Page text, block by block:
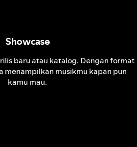
Showcase
baru atau katalog. Dengan format
menampilkan musikmu kapan pun
kamu mau.